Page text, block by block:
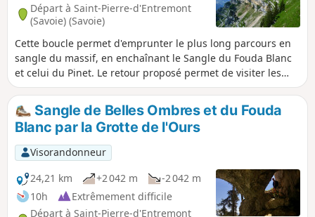
Départ à Saint-Pierre-d'Entremont
(Savoie) (Savoie)
Cette boucle permet d'emprunter le plus long parcours en
sangle du massif, en enchaînant le Sangle du Fouda Blanc
et celui du Pinet. Le retour proposé permet de visiter les
sites caractéristiques du Pinet que constituent ses rochers
champignons et l'arche de sa doline. Attention, parcours
engagé : on est entre deux falaises pendant environ deux
heures où le faux pas est interdit. Terrain sec impératif.
Sangle de Belles Ombres et du Fouda
Blanc par la Grotte de l'Ours
Visorandonneur
24,21 km
+2 042 m
-2 042 m
10h
Extrêmement difficile
Départ à Saint-Pierre-d'Entremont